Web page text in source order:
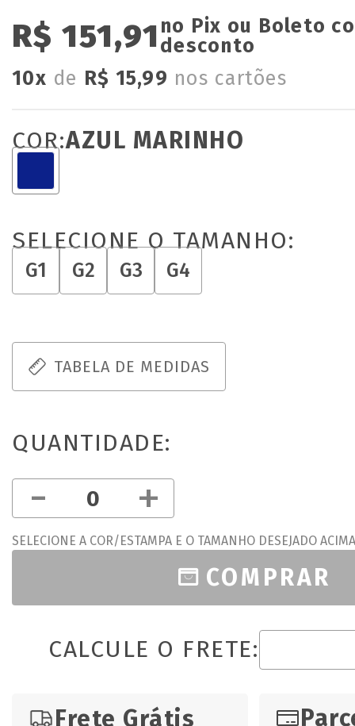
R$ 151,91 no Pix ou Boleto
desconto
10x de R$ 15,99 nos cartões
COR:AZUL MARINHO
SELECIONE O TAMANHO:
G1 G2 G3 G4
TABELA DE MEDIDAS
QUANTIDADE:
- +
SELECIONE A COR/ESTAMPA E O TAMANHO DESEJADO ACIMA
COMPRAR
CALCULE O FRETE:
Frete Grátis